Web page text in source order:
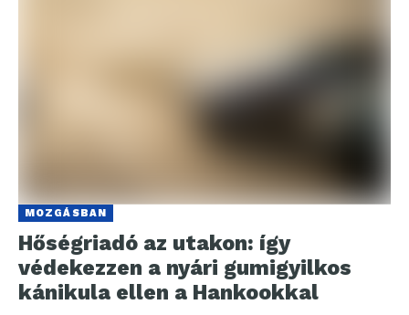
MOZGÁSBAN
Hőségriadó az utakon: így
védekezzen a nyári gumigyilkos
kánikula ellen a Hankookkal